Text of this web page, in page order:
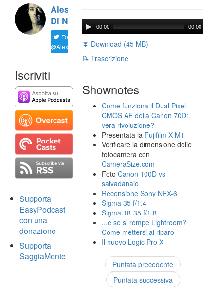
Alessandro
Di Noia
Follow
@AlexD75
Iscriviti
Supporta
EasyPodcast
con una
donazione
Supporta
SaggiaMente
00:00 00:00
⏬ Download (45 MB)
📝 Trascrizione
Shownotes
Come funziona il Dual Pixel
CMOS AF della Canon 70D:
vera rivoluzione?
Presentata la Fujifilm X-M1
Verificare la dimensione delle
fotocamera con
CameraSize.com
FotoCanon 100D vs
salvadanaio
Recensione Sony NEX-6
Sigma 35 f/1.4
Sigma 18-35 f/1.8
...e se si rompe Lightroom?
Come mettersi al riparo
Il nuovo Logic Pro X
Puntata precedente
Puntata successiva